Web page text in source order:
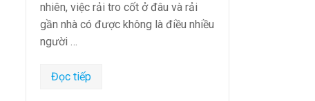
nhiên, việc rải tro cốt ở đâu và rải
gần nhà có được không là điều nhiều
người …
Đọc tiếp